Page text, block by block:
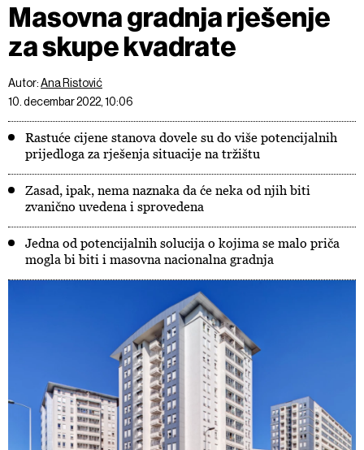
Masovna gradnja rješenje
za skupe kvadrate
Autor:Ana Ristović
10. decembar 2022, 10:06
Rastuće cijene stanova dovele su do više potencijalnih
prijedloga za rješenja situacije na tržištu
Zasad, ipak, nema naznaka da će neka od njih biti
zvanično uvedena i sprovedena
Jedna od potencijalnih solucija o kojima se malo priča
mogla bi biti i masovna nacionalna gradnja